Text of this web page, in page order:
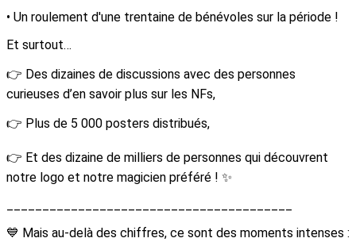
• Un roulement d'une trentaine de bénévoles sur la période !
Et surtout…
👉 Des dizaines de discussions avec des personnes
curieuses d’en savoir plus sur les NFs,
👉 Plus de 5 000 posters distribués,
👉 Et des dizaine de milliers de personnes qui découvrent
notre logo et notre magicien préféré ! ✨
💙 Mais au-delà des chiffres, ce sont des moments intenses :